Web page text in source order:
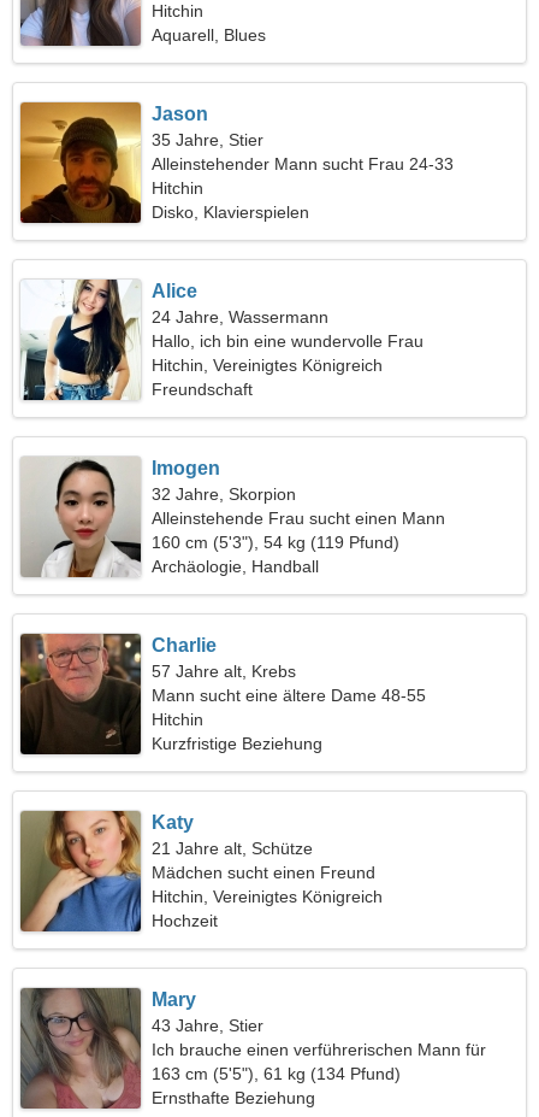
Hitchin
Aquarell, Blues
Jason
35 Jahre, Stier
Alleinstehender Mann sucht Frau 24-33
Hitchin
Disko, Klavierspielen
Alice
24 Jahre, Wassermann
Hallo, ich bin eine wundervolle Frau
Hitchin, Vereinigtes Königreich
Freundschaft
Imogen
32 Jahre, Skorpion
Alleinstehende Frau sucht einen Mann
160 cm (5'3"), 54 kg (119 Pfund)
Archäologie, Handball
Charlie
57 Jahre alt, Krebs
Mann sucht eine ältere Dame 48-55
Hitchin
Kurzfristige Beziehung
Katy
21 Jahre alt, Schütze
Mädchen sucht einen Freund
Hitchin, Vereinigtes Königreich
Hochzeit
Mary
43 Jahre, Stier
Ich brauche einen verführerischen Mann für
einen gemeinsamen Spaziergang
163 cm (5'5"), 61 kg (134 Pfund)
Ernsthafte Beziehung